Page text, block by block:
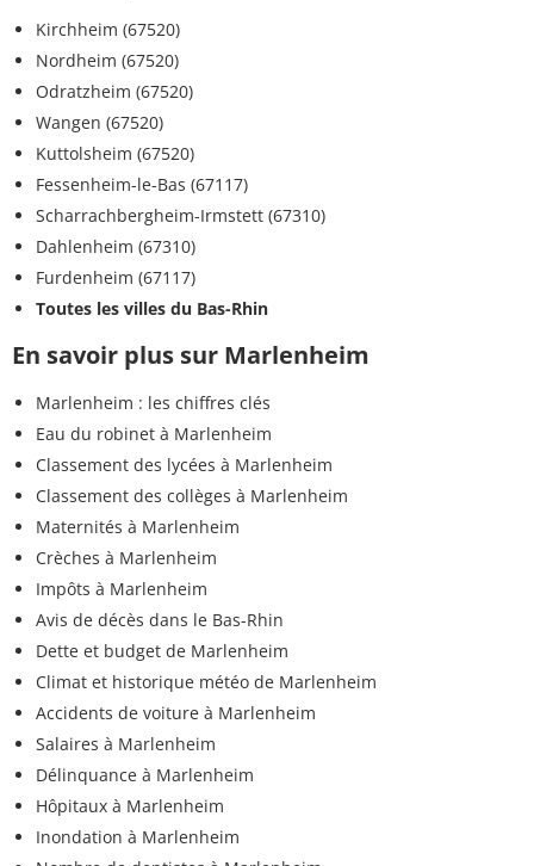
Kirchheim (67520)
Nordheim (67520)
Odratzheim (67520)
Wangen (67520)
Kuttolsheim (67520)
Fessenheim-le-Bas (67117)
Scharrachbergheim-Irmstett (67310)
Dahlenheim (67310)
Furdenheim (67117)
Toutes les villes du Bas-Rhin
En savoir plus sur Marlenheim
Marlenheim : les chiffres clés
Eau du robinet à Marlenheim
Classement des lycées à Marlenheim
Classement des collèges à Marlenheim
Maternités à Marlenheim
Crèches à Marlenheim
Impôts à Marlenheim
Avis de décès dans le Bas-Rhin
Dette et budget de Marlenheim
Climat et historique météo de Marlenheim
Accidents de voiture à Marlenheim
Salaires à Marlenheim
Délinquance à Marlenheim
Hôpitaux à Marlenheim
Inondation à Marlenheim